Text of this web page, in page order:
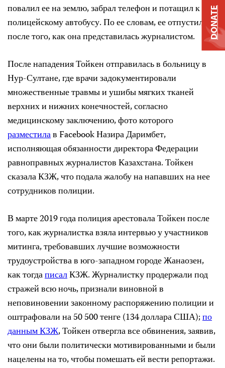
повалил ее на землю, забрал телефон и потащил к
полицейскому автобусу. По ее словам, ее отпустили
после того, как она представилась журналистом.
После нападения Тойкен отправилась в больницу в
Нур-Султане, где врачи задокументировали
множественные травмы и ушибы мягких тканей
верхних и нижних конечностей, согласно
медицинскому заключению, фото которого
разместилав Facebook Назира Даримбет,
исполняющая обязанности директора Федерации
равноправных журналистов Казахстана. Тойкен
сказала КЗЖ, что подала жалобу на напавших на нее
сотрудников полиции.
В марте 2019 года полиция арестовала Тойкен после
того, как журналистка взяла интервью у участников
митинга, требовавших лучшие возможности
трудоустройства в юго-западном городе Жанаозен,
как тогдаписалКЗЖ. Журналистку продержали под
стражей всю ночь, признали виновной в
неповиновении законному распоряжению полиции и
оштрафовали на 50 500 тенге (134 доллара США);по
данным КЗЖ, Тойкен отвергла все обвинения, заявив,
что они были политически мотивированными и были
нацелены на то, чтобы помешать ей вести репортажи.
DONATE